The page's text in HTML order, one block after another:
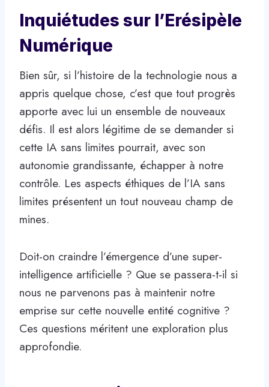
Inquiétudes sur l’Erésipèle
Numérique
Bien sûr, si l’histoire de la technologie nous a
appris quelque chose, c’est que tout progrès
apporte avec lui un ensemble de nouveaux
défis. Il est alors légitime de se demander si
cette IA sans limites pourrait, avec son
autonomie grandissante, échapper à notre
contrôle. Les aspects éthiques de l’IA sans
limites présentent un tout nouveau champ de
mines.
Doit-on craindre l’émergence d’une super-
intelligence artificielle ? Que se passera-t-il si
nous ne parvenons pas à maintenir notre
emprise sur cette nouvelle entité cognitive ?
Ces questions méritent une exploration plus
approfondie.